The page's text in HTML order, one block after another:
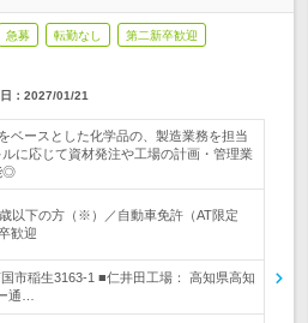
急募 転勤なし 第二新卒歓迎
： 2027/01/21
ベースとした化学品の、製造業務を担当
に応じて資材発注や工場の計画・管理業
◎
以下の方（※）／自動車免許（AT限定
歓迎
市稲生3163-1 ■仁井田工場： 高知県高知
通…